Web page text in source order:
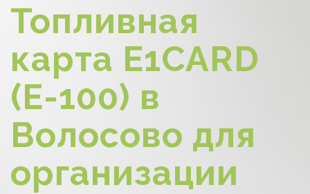
Топливная
карта E1CARD
(Е-100) в
Волосово для
организации